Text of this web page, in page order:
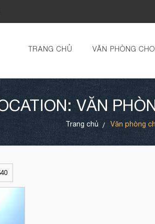
TRANG CHỦ VĂN PHÒNG
VĂN
Trang chủ Văn phòng